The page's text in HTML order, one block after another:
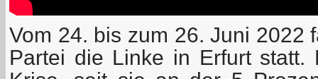
Vom 24. bis zum 26. Juni 2022
Partei die Linke in Erfurt